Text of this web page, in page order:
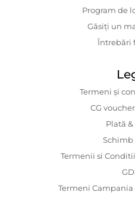
Program de
Găsiți un
Întrebări
Termeni și
CG
Plată
Schimb
Termenii si
Termeni